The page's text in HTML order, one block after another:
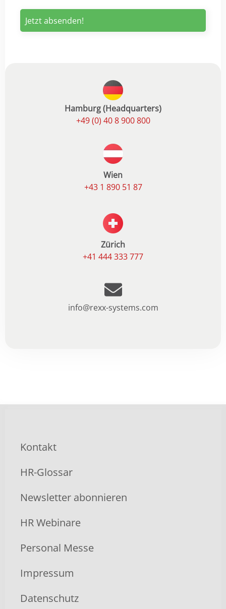
Hamburg (Headquarters)
+49 (0) 40 8 900 800
Wien
+43 1 890 51 87
Zürich
+41 444 333 777
info@rexx-systems.com
Kontakt
HR-Glossar
Newsletter abonnieren
HR Webinare
Personal Messe
Impressum
Datenschutz